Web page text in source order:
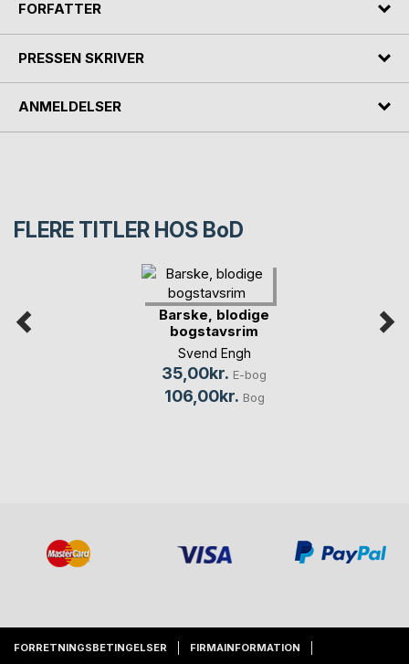
FORFATTER
PRESSEN SKRIVER
ANMELDELSER
FLERE TITLER HOS BoD
Barske, blodige
bogstavsrim
Svend Engh
35,00kr. E-bog
106,00kr. Bog
FORRETNINGSBETINGELSER FIRMAINFORMATION